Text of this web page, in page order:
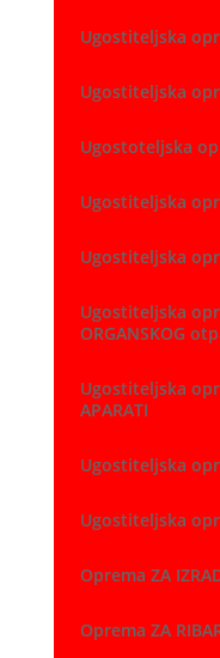
Ugostiteljska
Ugostiteljska
Ugostoteljska
Ugostiteljska
Ugostiteljska
Ugostiteljska
ORGANSKOG
Ugostiteljska
APARATI
Ugostiteljska
Ugostiteljska
Oprema ZA
Oprema ZA